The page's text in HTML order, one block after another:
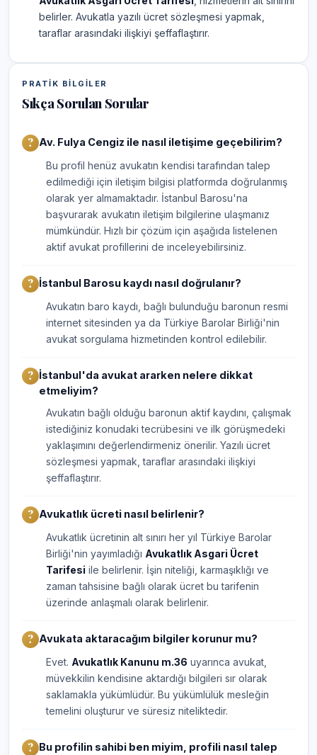
belirler. Avukatla yazılı ücret sözleşmesi yapmak,
taraflar arasındaki ilişkiyi şeffaflaştırır.
PRATIK BILGILER
Sıkça Sorulan Sorular
Av. Fulya Cengiz ile nasıl iletişime geçebilirim?
Bu profil henüz avukatın kendisi tarafından talep
edilmediği için iletişim bilgisi platformda doğrulanmış
olarak yer almamaktadır. İstanbul Barosu'na
başvurarak avukatın iletişim bilgilerine ulaşmanız
mümkündür. Hızlı bir çözüm için aşağıda listelenen
aktif avukat profillerini de inceleyebilirsiniz.
İstanbul Barosu kaydı nasıl doğrulanır?
Avukatın baro kaydı, bağlı bulunduğu baronun resmi
internet sitesinden ya da Türkiye Barolar Birliği'nin
avukat sorgulama hizmetinden kontrol edilebilir.
İstanbul'da avukat ararken nelere dikkat
etmeliyim?
Avukatın bağlı olduğu baronun aktif kaydını, çalışmak
istediğiniz konudaki tecrübesini ve ilk görüşmedeki
yaklaşımını değerlendirmeniz önerilir. Yazılı ücret
sözleşmesi yapmak, taraflar arasındaki ilişkiyi
şeffaflaştırır.
Avukatlık ücreti nasıl belirlenir?
Avukatlık ücretinin alt sınırı her yıl Türkiye Barolar
Birliği'nin yayımladığı Avukatlık Asgari Ücret
Tarifesi ile belirlenir. İşin niteliği, karmaşıklığı ve
zaman tahsisine bağlı olarak ücret bu tarifenin
üzerinde anlaşmalı olarak belirlenir.
Avukata aktaracağım bilgiler korunur mu?
Evet. Avukatlık Kanunu m.36 uyarınca avukat,
müvekkilin kendisine aktardığı bilgileri sır olarak
saklamakla yükümlüdür. Bu yükümlülük mesleğin
temelini oluşturur ve süresiz niteliktedir.
Bu profilin sahibi ben miyim, profili nasıl talep